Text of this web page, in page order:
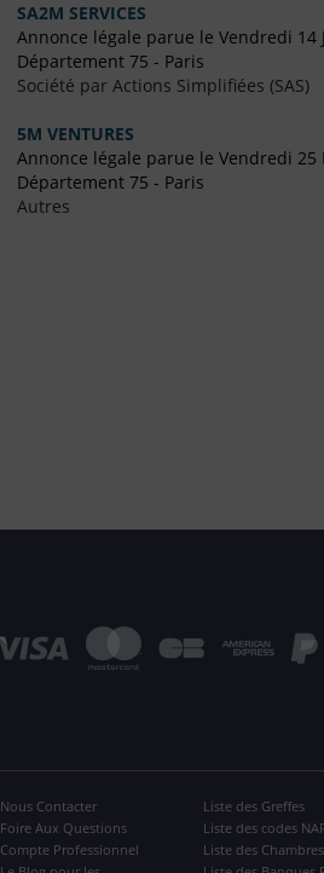
SA2M SERVICES
Annonce légale parue le Vendredi 14
Département 75 - Paris
Société par Actions Simplifiées (SAS)
5M VENTURES
Annonce légale parue le Vendredi 25
Département 75 - Paris
Autres
Nous Contacter
Foire Aux Questions
Compte Professionnel
Liste des Greffes
Liste des codes
Liste des